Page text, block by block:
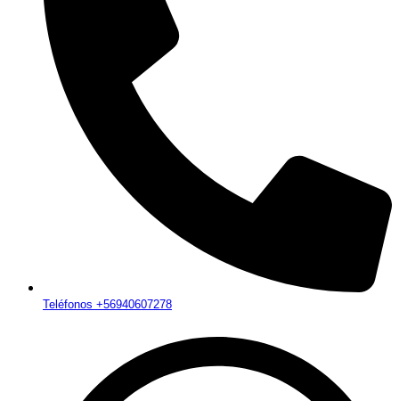
Teléfonos +56940607278